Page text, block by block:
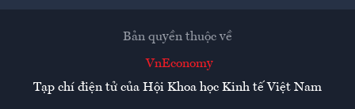
Bản quyền thuộc về
VnEconomy
Tạp chí điện tử của Hội Khoa học Kinh tế Việt Nam